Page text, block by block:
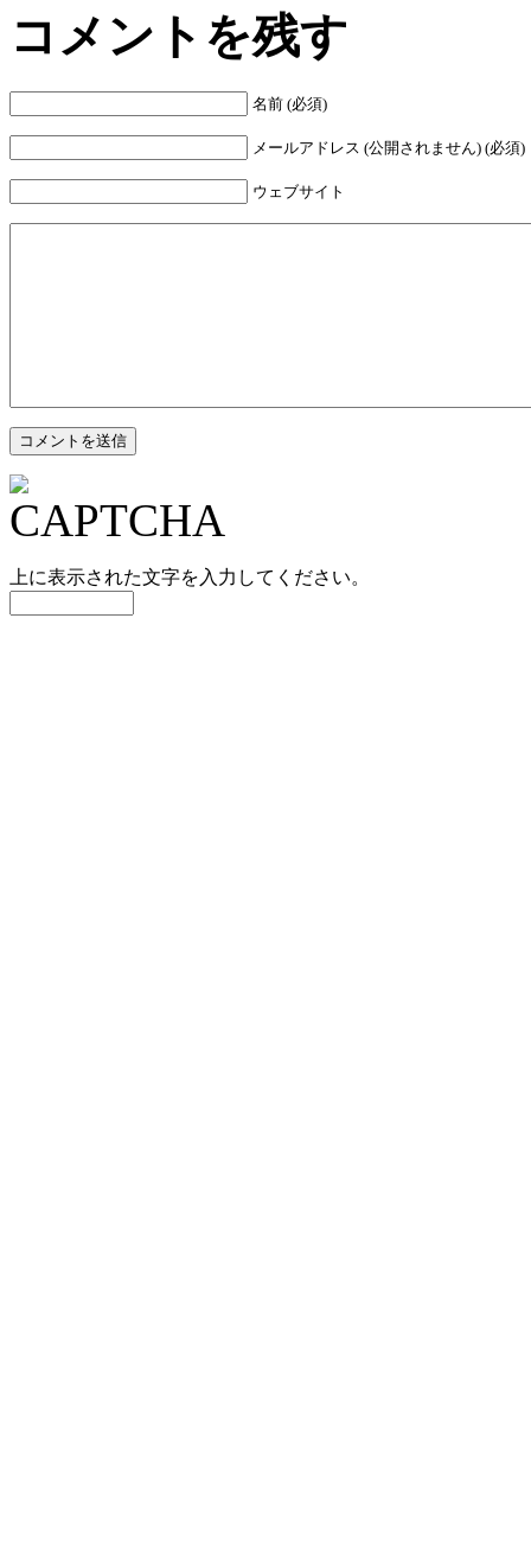
コメントを残す
名前 (必須)
メールアドレス (公開されません) (必須)
ウェブサイト
上に表示された文字を入力してください。